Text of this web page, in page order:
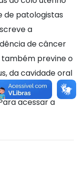
de patologistas
a
de câncer
também previne o
da cavidade oral
acessar a